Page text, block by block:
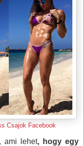
Csajok Facebook
ami lehet, hogy egy